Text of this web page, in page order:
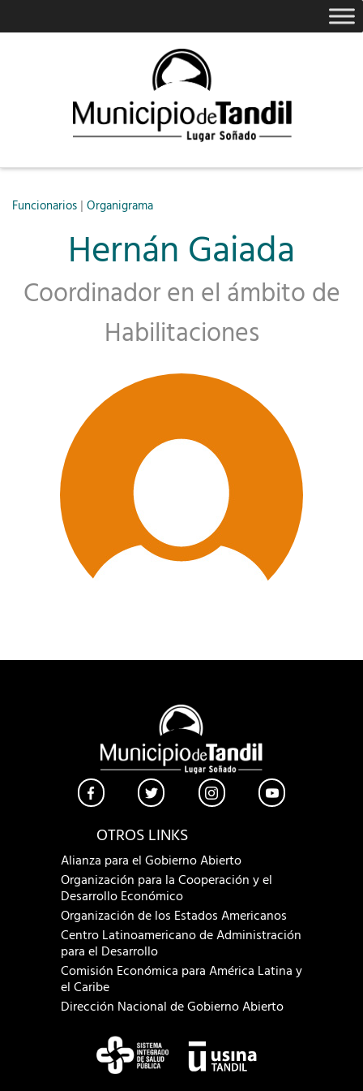
Funcionarios | Organigrama
Hernán Gaiada
Coordinador en el ámbito de
Habilitaciones
OTROS LINKS
Alianza para el Gobierno Abierto
Organización para la Cooperación y el
Desarrollo Económico
Organización de los Estados Americanos
Centro Latinoamericano de Administración
para el Desarrollo
Comisión Económica para América Latina y
el Caribe
Dirección Nacional de Gobierno Abierto